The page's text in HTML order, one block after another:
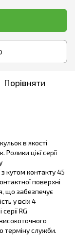
Порівняти
в якості
цієї серії
кутом контакту 45
поверхні
що забезпечує
у всіх 4
RG
терміну служби.